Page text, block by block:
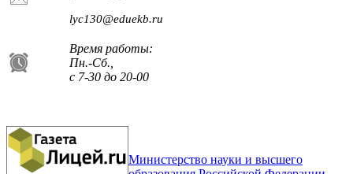
lyc130@eduekb.ru
Время работы:
Пн.-Сб.,
с 7-30 до 20-00
Министерство науки и высшего